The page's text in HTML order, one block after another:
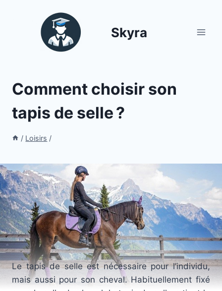
Skyra
Comment choisir son
tapis de selle ?
/ Loisirs /
Le tapis de selle est nécessaire pour l’individu,
mais aussi pour son cheval. Habituellement fixé